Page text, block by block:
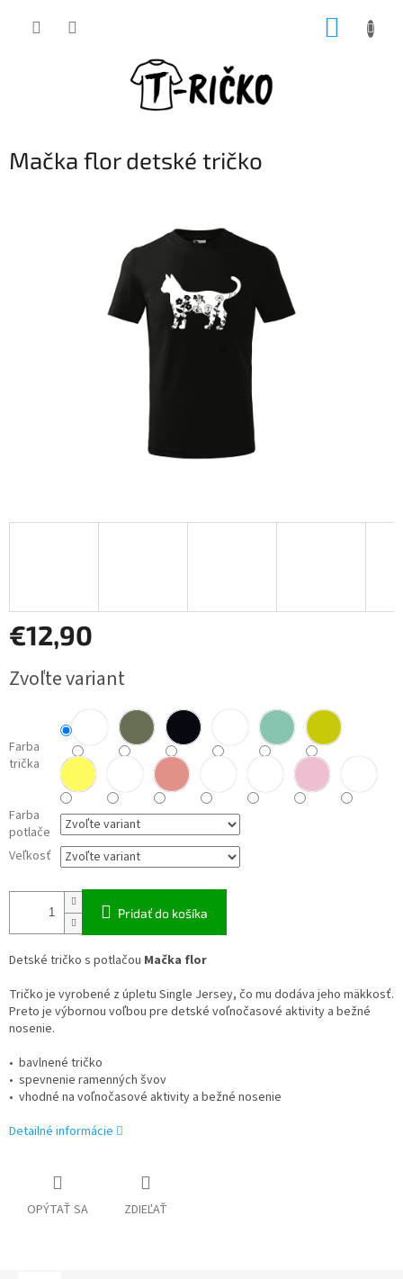
Mačka flor detské tričko
€12,90
cena:
Zvoľte variant
Farba
trička
Farba
potlače
Veľkosť
Pridať do košíka
Detské tričko s potlačou Mačka flor
Tričko je vyrobené z úpletu Single Jersey, čo mu dodáva jeho mäkkosť.
Preto je výbornou voľbou pre detské voľnočasové aktivity a bežné
nosenie.
• bavlnené tričko
• spevnenie ramenných švov
• vhodné na voľnočasové aktivity a bežné nosenie
Detailné informácie
OPÝTAŤ SA ZDIEĽAŤ